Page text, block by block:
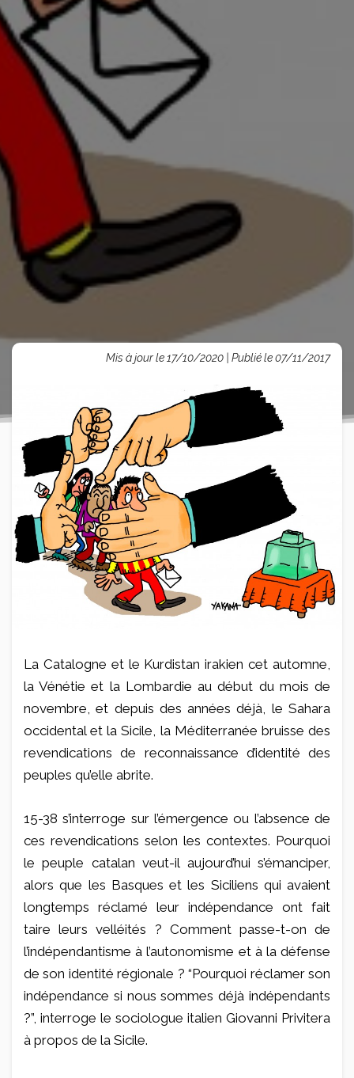
Mis à jour le 17/10/2020 | Publié le 07/11/2017
La Catalogne et le Kurdistan irakien cet automne,
la Vénétie et la Lombardie au début du mois de
novembre, et depuis des années déjà, le Sahara
occidental et la Sicile, la Méditerranée bruisse des
revendications de reconnaissance d’identité des
peuples qu’elle abrite.
15-38 s’interroge sur l’émergence ou l’absence de
ces revendications selon les contextes. Pourquoi
le peuple catalan veut-il aujourd’hui s’émanciper,
alors que les Basques et les Siciliens qui avaient
longtemps réclamé leur indépendance ont fait
taire leurs velléités ? Comment passe-t-on de
l’indépendantisme à l’autonomisme et à la défense
de son identité régionale ? “Pourquoi réclamer son
indépendance si nous sommes déjà indépendants
?”, interroge le sociologue italien Giovanni Privitera
à propos de la Sicile.